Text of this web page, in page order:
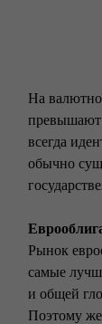
На
превышают
всегда
обычно
Рынок
самые
и общей
Поэтому